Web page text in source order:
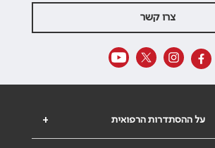
צרו קשר
+ על ההסתדרות הרפואית